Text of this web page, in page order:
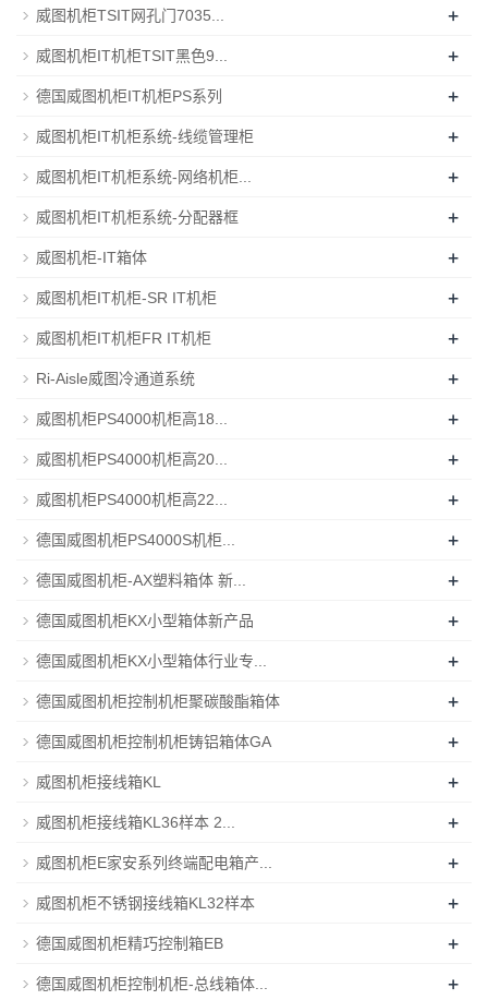
威图机柜TSIT网孔门7035... +
威图机柜IT机柜TSIT黑色9... +
德国威图机柜IT机柜PS系列 +
威图机柜IT机柜系统-线缆管理柜 +
威图机柜IT机柜系统-网络机柜... +
威图机柜IT机柜系统-分配器框 +
威图机柜-IT箱体 +
威图机柜IT机柜-SR IT机柜 +
威图机柜IT机柜FR IT机柜 +
Ri-Aisle威图冷通道系统 +
威图机柜PS4000机柜高18... +
威图机柜PS4000机柜高20... +
威图机柜PS4000机柜高22... +
德国威图机柜PS4000S机柜... +
德国威图机柜-AX塑料箱体 新... +
德国威图机柜KX小型箱体新产品 +
德国威图机柜KX小型箱体行业专... +
德国威图机柜控制机柜聚碳酸酯箱体 +
德国威图机柜控制机柜铸铝箱体GA +
威图机柜接线箱KL +
威图机柜接线箱KL36样本 2... +
威图机柜E家安系列终端配电箱产... +
威图机柜不锈钢接线箱KL32样本 +
德国威图机柜精巧控制箱EB +
德国威图机柜控制机柜-总线箱体... +